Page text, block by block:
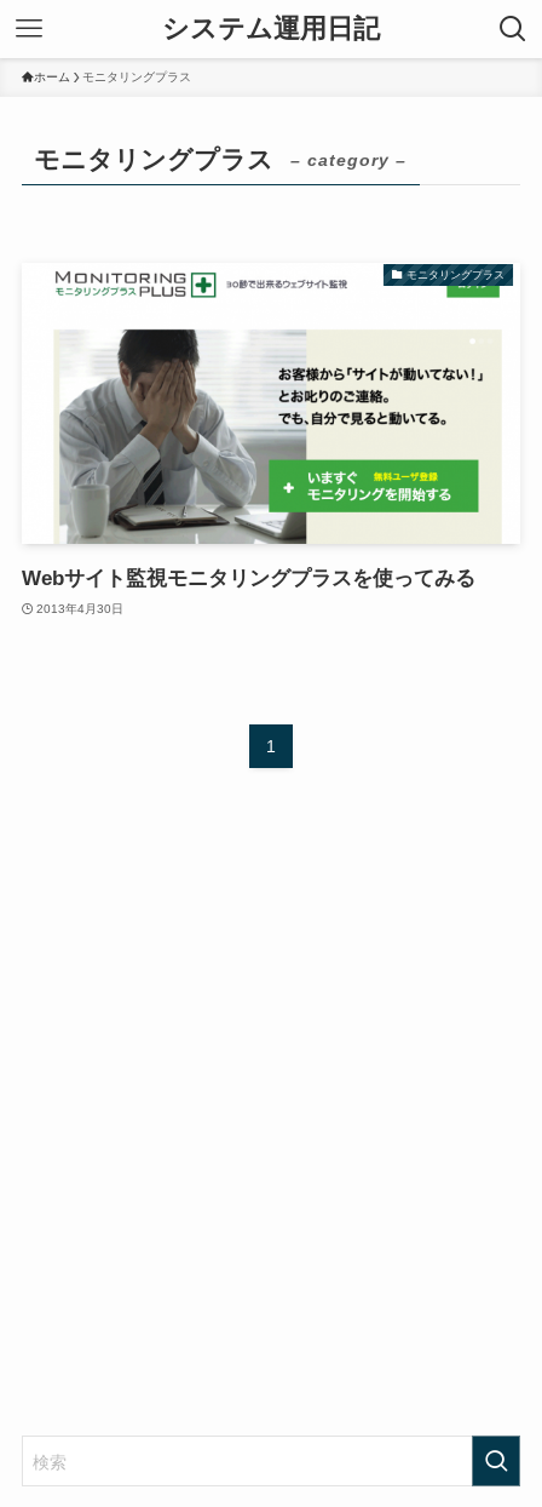
システム運用日記
ホーム モニタリングプラス
モニタリングプラス – category –
モニタリングプラス
Webサイト監視モニタリングプラスを使ってみる
2013年4月30日
1